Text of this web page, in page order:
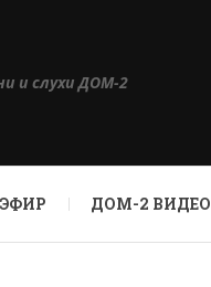
и слухи ДОМ-2
ДОМ-2 ВИДЕО